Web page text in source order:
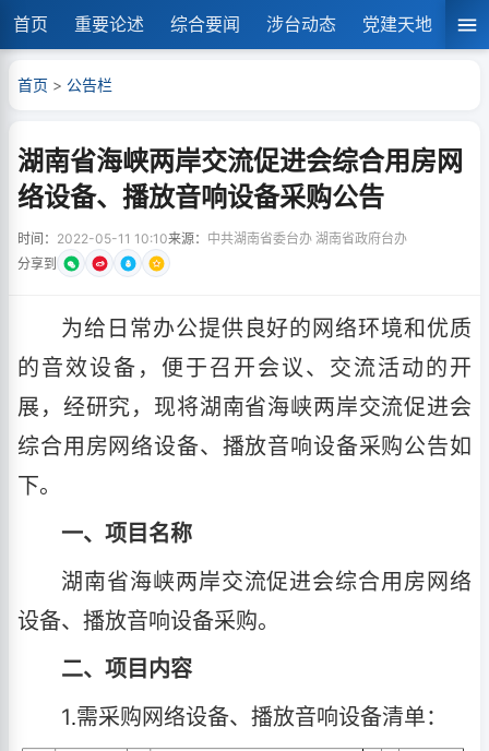
首页 重要论述 综合要闻 涉台动态 党建天地 湘
首页 > 公告栏
湖南省海峡两岸交流促进会综合用房网
络设备、播放音响设备采购公告
时间： 2022-05-11 10:10来源： 中共湖南省委台办 湖南省政府台办
分享到
为给日常办公提供良好的网络环境和优质
的音效设备，便于召开会议、交流活动的开
展，经研究，现将湖南省海峡两岸交流促进会
综合用房网络设备、播放音响设备采购公告如
下。
一、项目名称
湖南省海峡两岸交流促进会综合用房网络
设备、播放音响设备采购。
二、项目内容
1.需采购网络设备、播放音响设备清单：